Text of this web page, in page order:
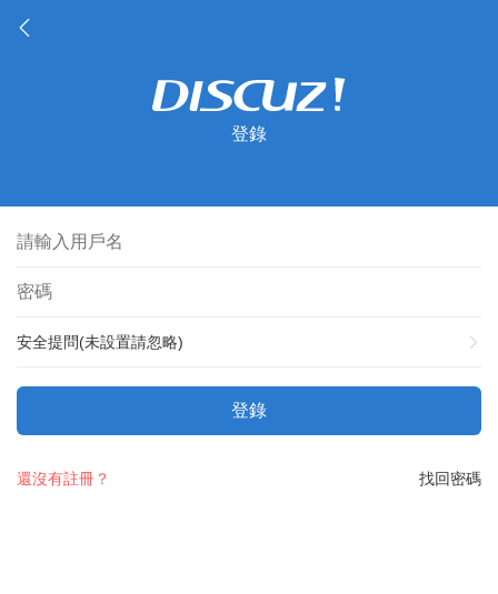
登錄
安全提問(未設置請忽略)
登錄
找回密碼
還沒有註冊？